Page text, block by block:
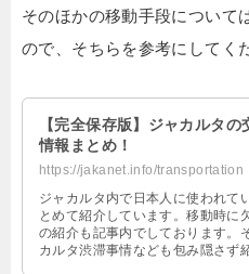
そのほかの移動手段について
ので、そちらを参考にしてく
【完全保存版】ジャカルタ
情報まとめ！
https://jakanet.info/transportation
ジャカルタ内で日本人に使われて
とめて紹介しています。移動時に
の紹介も記事内でしております。
カルタ渋滞事情なども包み隠さず